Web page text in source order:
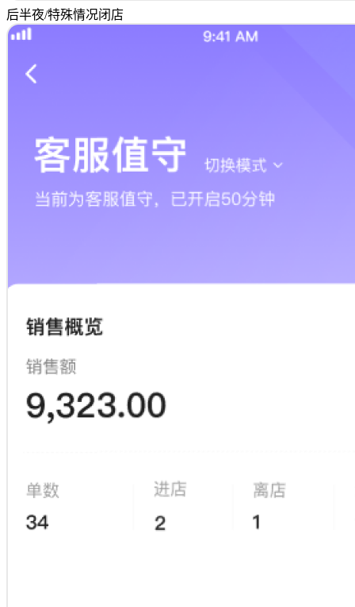
后半夜/特殊情况闭店